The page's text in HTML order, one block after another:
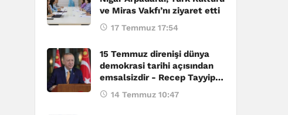
ve Miras Vakfı’nı ziyaret etti
17 Temmuz 17:54
15 Temmuz direnişi dünya
demokrasi tarihi açısından
emsalsizdir - Recep Tayyip
Erdoğan
14 Temmuz 10:47